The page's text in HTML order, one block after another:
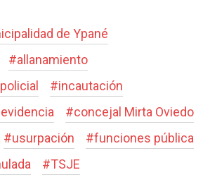
de Ypané
#allanamiento
#incautación
evidencia #concejal Mirta Oviedo
#usurpación #funciones pública
#TSJE